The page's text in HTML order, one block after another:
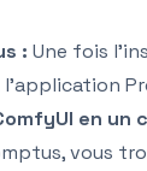
: Une fois
l'application
en un
vous